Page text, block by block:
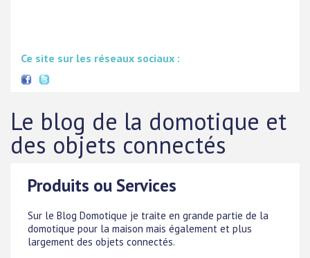
Ce site sur les réseaux sociaux :
Le blog de la domotique et
des objets connectés
Produits ou Services
Sur le Blog Domotique je traite en grande partie de la
domotique pour la maison mais également et plus
largement des objets connectés.